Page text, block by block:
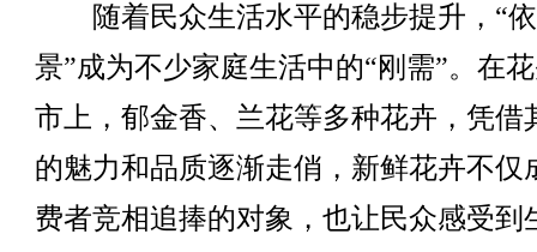
随着民众生活水平的稳步提升，“
景”成为不少家庭生活中的“刚需”。在
市上，郁金香、兰花等多种花卉，凭借
的魅力和品质逐渐走俏，新鲜花卉不仅
费者竞相追捧的对象，也让民众感受到